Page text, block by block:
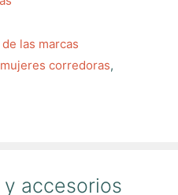
las marcas
mujeres corredoras,
accesorios